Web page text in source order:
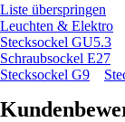
Liste überspringen
Leuchten & Elektro
Stecksockel GU5.3
Schraubsockel E27
Stecksockel G9